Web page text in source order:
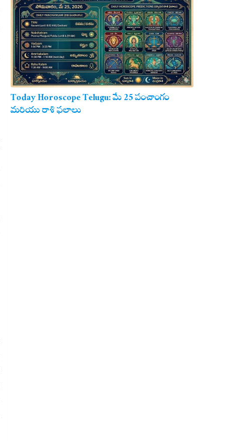
Today Horoscope Telugu: మే 25 పంచాంగం
మరియు రాశి ఫలాలు